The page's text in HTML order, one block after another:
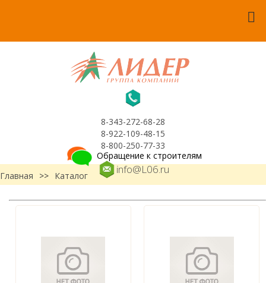
8-343-272-68-28
8-922-109-48-15
8-800-250-77-33
info@L06.ru
Обращение к строителям
Главная
>> Каталог